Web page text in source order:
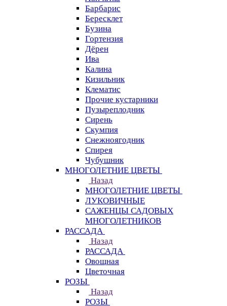
Барбарис
Бересклет
Бузина
Гортензия
Дёрен
Ива
Калина
Кизильник
Клематис
Прочие кустарники
Пузыреплодник
Сирень
Скумпия
Снежноягодник
Спирея
Чубушник
МНОГОЛЕТНИЕ ЦВЕТЫ
Назад
МНОГОЛЕТНИЕ ЦВЕТЫ
ЛУКОВИЧНЫЕ
САЖЕНЦЫ САДОВЫХ
МНОГОЛЕТНИКОВ
РАССАДА
Назад
РАССАДА
Овощная
Цветочная
РОЗЫ
Назад
РОЗЫ